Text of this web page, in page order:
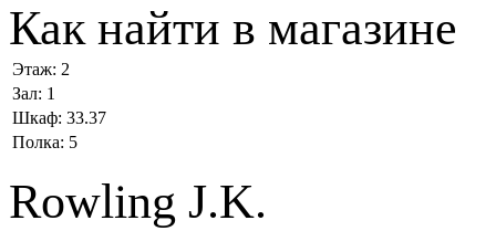
Как найти в магазине
Этаж: 2
Зал: 1
Шкаф: 33.37
Полка: 5
Rowling J.K.